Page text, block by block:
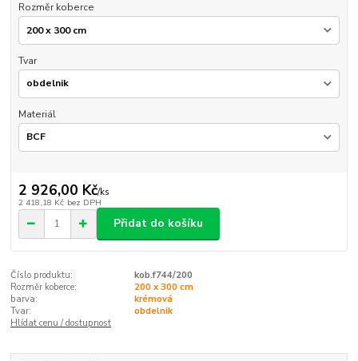
Rozměr koberce
Tvar
Materiál
2 926,00 Kč/ks
2 418,18 Kč bez DPH
Přidat do košíku
Číslo produktu:
kob.f744/200
Rozměr koberce:
200 x 300 cm
barva:
krémová
Tvar:
obdelnik
Hlídat cenu / dostupnost